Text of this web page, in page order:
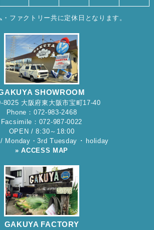
・ファクトリー共に定休日となります。
SHOWROOM
8025 大阪府東大阪市宝町17-40
Phone：072-983-2468
Facsimile：072-987-0022
OPEN / 8:30～18:00
Monday・3rd Tuesday ･ holiday
» ACCESS MAP
GAKUYA FACTORY